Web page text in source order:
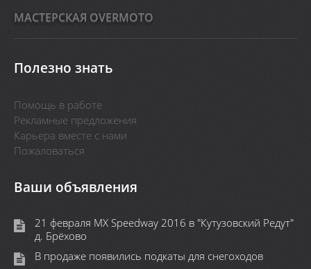
MАСТЕРСКАЯ OVERMOTO
Полезно знать
Помощь в работе
Рекламные предложения
Карьера вместе с нами
Пожаловаться
Ваши объявления
21 февраля MX Speedway 2016 в "Кутузовский Редут"
д. Брёхово
В продаже появились подкаты для снегоходов